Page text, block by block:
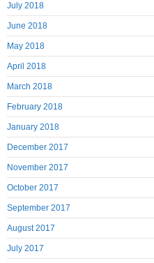
July 2018
June 2018
May 2018
April 2018
March 2018
February 2018
January 2018
December 2017
November 2017
October 2017
September 2017
August 2017
July 2017